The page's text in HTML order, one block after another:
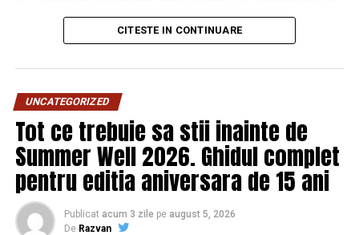
organizatorii fiecărui eveniment.
înainte de participare.
Organizatorii care doresc să crească vizibilitatea unui
eveniment cu acces gratuit pot solicita o ofertă de
promovare din partea echipei EvenimenteGratuite.ro.
Adresa de contact estesalut@evenimentegratuite.ro.
CITESTE IN CONTINUARE
UNCATEGORIZED
Tot ce trebuie sa stii inainte de
Summer Well 2026. Ghidul complet
pentru editia aniversara de 15 ani
Publicat acum 3 zile pe august 5, 2026
De Razvan